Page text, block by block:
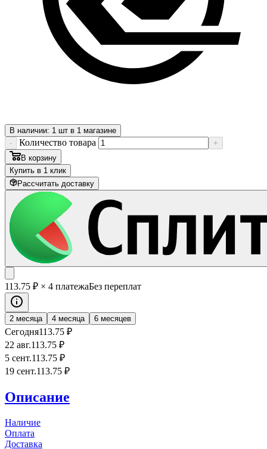
В наличии: 1 шт в 1 магазине
-
Количество товара
+
В корзину
Купить в 1 клик
Рассчитать доставку
113.75 ₽ × 4 платежаБез переплат
2 месяца 4 месяца 6 месяцев
Сегодня113.75 ₽
22 авг.113.75 ₽
5 сент.113.75 ₽
19 сент.113.75 ₽
Описание
Наличие
Оплата
Доставка